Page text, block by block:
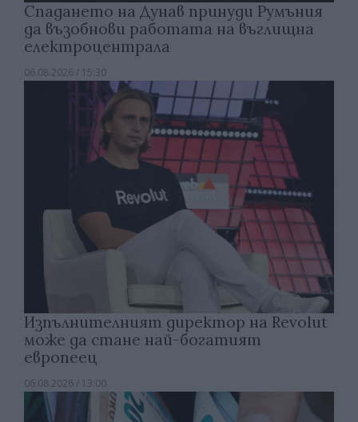
Спадането на Дунав принуди Румъния
да възобнови работата на въглищна
електроцентрала
06.08.2026 / 15:30
Изпълнителният директор на Revolut
може да стане най-богатият
европеец
06.08.2026 / 13:00